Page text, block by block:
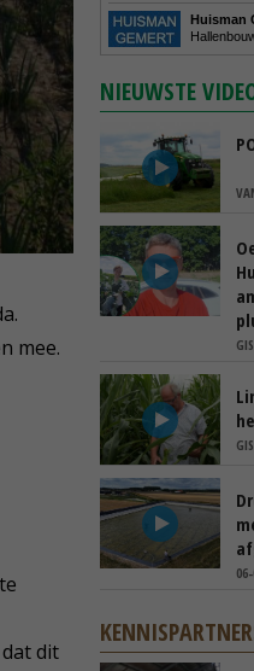
mee.
dit
Huisman
NIEUWSTE